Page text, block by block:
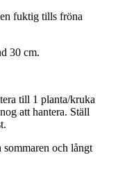
fuktig tills fröna
30 cm.
till 1 planta/kruka
att hantera. Ställ
och långt